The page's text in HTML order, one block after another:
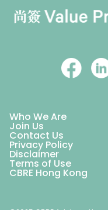
Who We Are
Join Us
Contact Us
Privacy Policy
Disclaimer
Terms of Use
CBRE Hong Kong